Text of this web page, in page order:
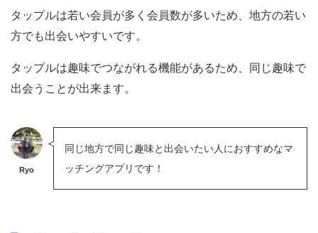
タップルは若い会員が多く会員数が多いため、地方の若い
方でも出会いやすいです。
タップルは趣味でつながれる機能があるため、同じ趣味で
出会うことが出来ます。
Ryo
同じ地方で同じ趣味と出会いたい人におすすめなマ
ッチングアプリです！